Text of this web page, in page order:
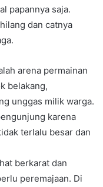
papannya saja.
dan catnya
arena permainan
belakang,
unggas milik warga.
karena
terlalu besar dan
berkarat dan
peremajaan. Di